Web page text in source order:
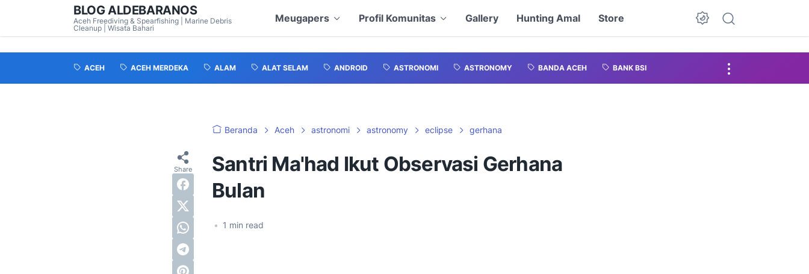
BLOG ALDEBARANOS
Aceh Freediving & Spearfishing | Marine Debris
Cleanup | Wisata Bahari
Meugapers Profil Komunitas Gallery Hunting Amal Store
ACEH ACEH MERDEKA ALAM ALAT SELAM ANDROID ASTRONOMI ASTRONOMY BANDA ACEH BANK BSI
Beranda Aceh astronomi astronomy eclipse gerhana
Santri Ma'had Ikut Observasi Gerhana
Bulan
• 1 min read